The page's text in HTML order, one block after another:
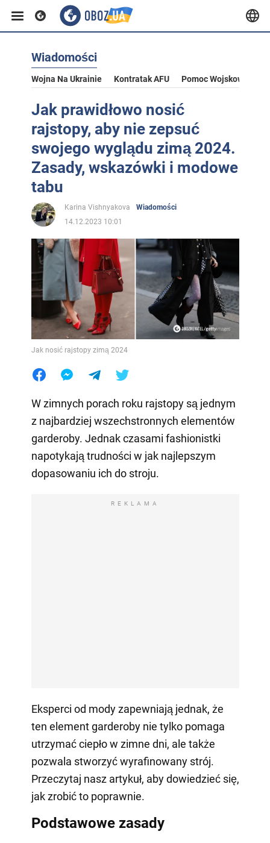
Wiadomości
Wojna Na Ukrainie Kontratak AFU Pomoc Wojskowa Dla
Jak prawidłowo nosić
rajstopy, aby nie zepsuć
swojego wyglądu zimą 2024.
Zasady, wskazówki i modowe
tabu
Karina Vishnyakova
Wiadomości
14.12.2023 10:01
Jak nosić rajstopy zimą 2024
W zimnych porach roku rajstopy są jednym
z najbardziej wszechstronnych elementów
garderoby. Jednak czasami fashionistki
napotykają trudności w jak najlepszym
dopasowaniu ich do stroju.
REKLAMA
Eksperci od mody zapewniają jednak, że
ten element garderoby nie tylko pomaga
utrzymać ciepło w zimne dni, ale także
pozwala stworzyć wyrafinowany strój.
Przeczytaj nasz artykuł, aby dowiedzieć się,
jak zrobić to poprawnie.
Podstawowe zasady